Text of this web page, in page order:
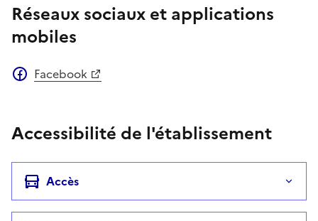
Réseaux sociaux et applications
mobiles
Facebook
Accessibilité de l'établissement
Accès